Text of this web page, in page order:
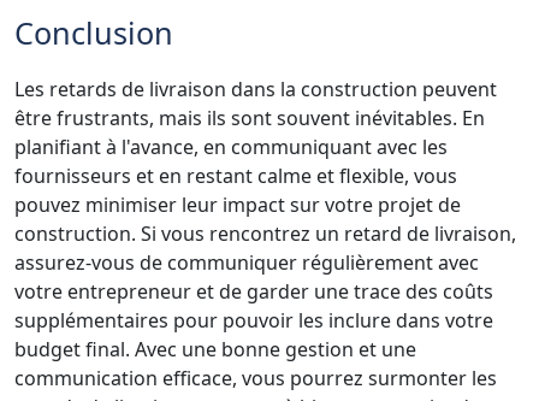
Conclusion
Les retards de livraison dans la construction peuvent
être frustrants, mais ils sont souvent inévitables. En
planifiant à l'avance, en communiquant avec les
fournisseurs et en restant calme et flexible, vous
pouvez minimiser leur impact sur votre projet de
construction. Si vous rencontrez un retard de livraison,
assurez-vous de communiquer régulièrement avec
votre entrepreneur et de garder une trace des coûts
supplémentaires pour pouvoir les inclure dans votre
budget final. Avec une bonne gestion et une
communication efficace, vous pourrez surmonter les